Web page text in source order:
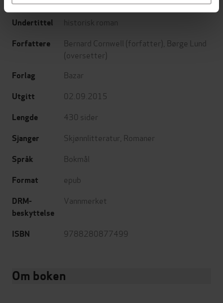
Undertittel historisk roman
Forfattere Bernard Cornwell (forfatter), Børge Lund
(oversetter)
Forlag Bazar
Utgitt 02.09.2015
Lengde 430 sider
Sjanger Skjønnlitteratur Romaner
Språk Bokmål
Format epub
DRM-
beskyttelse
Vannmerket
ISBN 9788280877499
Om boken